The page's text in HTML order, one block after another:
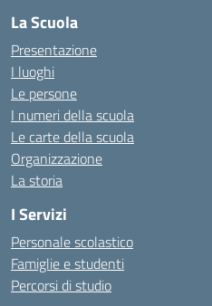
La Scuola
Presentazione
I luoghi
Le persone
I numeri della scuola
Le carte della scuola
Organizzazione
La storia
I Servizi
Personale scolastico
Famiglie e studenti
Percorsi di studio